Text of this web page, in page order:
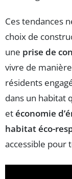
Ces tendances
choix de
une prise de
vivre de
résidents
dans un habitat
etéconomie
habitat éco-
accessible pour